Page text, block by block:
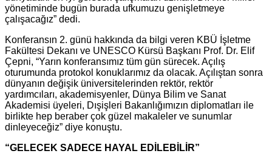
yönetiminde bugün burada ufkumuzu genişletmeye
çalışacağız” dedi.
Konferansın 2. günü hakkında da bilgi veren KBÜ İşletme
Fakültesi Dekanı ve UNESCO Kürsü Başkanı Prof. Dr. Elif
Çepni, “Yarın konferansımız tüm gün sürecek. Açılış
oturumunda protokol konuklarımız da olacak. Açılıştan sonra
dünyanın değişik üniversitelerinden rektör, rektör
yardımcıları, akademisyenler, Dünya Bilim ve Sanat
Akademisi üyeleri, Dışişleri Bakanlığımızın diplomatları ile
birlikte hep beraber çok güzel makaleler ve sunumlar
dinleyeceğiz” diye konuştu.
“GELECEK SADECE HAYAL EDİLEBİLİR”